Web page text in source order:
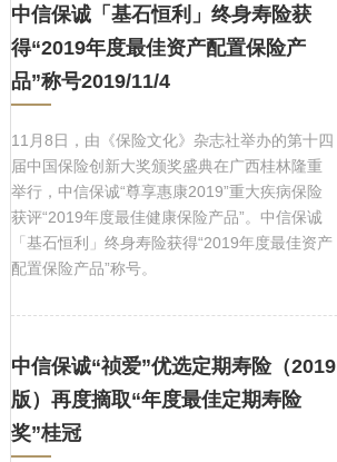
中信保诚「基石恒利」终身寿险获
得“2019年度最佳资产配置保险产
品”称号2019/11/4
11月8日，由《保险文化》杂志社举办的第十四
届中国保险创新大奖颁奖盛典在广西桂林隆重
举行，中信保诚“尊享惠康2019”重大疾病保险
获评“2019年度最佳健康保险产品”。中信保诚
「基石恒利」终身寿险获得“2019年度最佳资产
配置保险产品”称号。
中信保诚“祯爱”优选定期寿险（2019
版）再度摘取“年度最佳定期寿险
奖”桂冠